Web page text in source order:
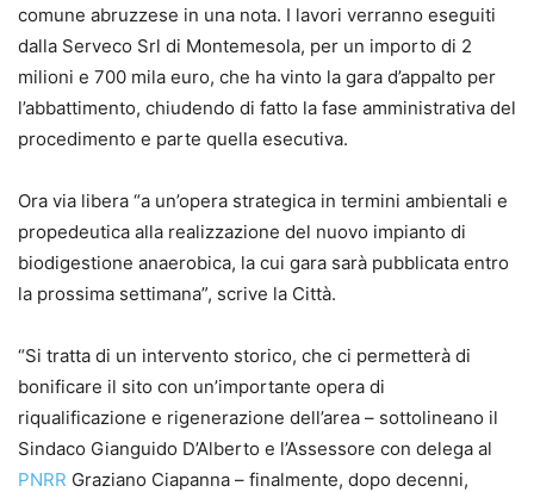
comune abruzzese in una nota. I lavori verranno eseguiti
dalla Serveco Srl di Montemesola, per un importo di 2
milioni e 700 mila euro, che ha vinto la gara d’appalto per
l’abbattimento, chiudendo di fatto la fase amministrativa del
procedimento e parte quella esecutiva.
Ora via libera “a un’opera strategica in termini ambientali e
propedeutica alla realizzazione del nuovo impianto di
biodigestione anaerobica, la cui gara sarà pubblicata entro
la prossima settimana”, scrive la Città.
“Si tratta di un intervento storico, che ci permetterà di
bonificare il sito con un’importante opera di
riqualificazione e rigenerazione dell’area – sottolineano il
Sindaco Gianguido D’Alberto e l’Assessore con delega al
PNRR Graziano Ciapanna – finalmente, dopo decenni,